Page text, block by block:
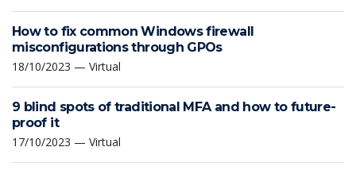
How to fix common Windows firewall
misconfigurations through GPOs
18/10/2023 — Virtual
9 blind spots of traditional MFA and how to future-
proof it
17/10/2023 — Virtual